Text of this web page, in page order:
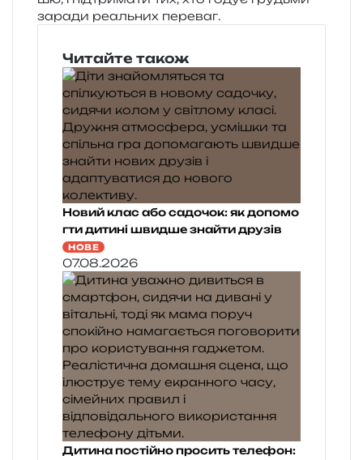
зара­ди реаль­них переваг.
Читайте також
Новий клас або садочок: як допомо
гти дитині швидше знайти друзів
НОВЕ
07.08.2026
Дитина постійно просить телефон: